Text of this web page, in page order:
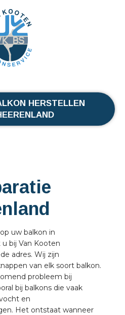
HERSTELLEN
uw balkon in
bij Van Kooten
adres. Wij zijn
van elk soort balkon.
probleem bij
bij balkons die vaak
en
Het ontstaat wanneer